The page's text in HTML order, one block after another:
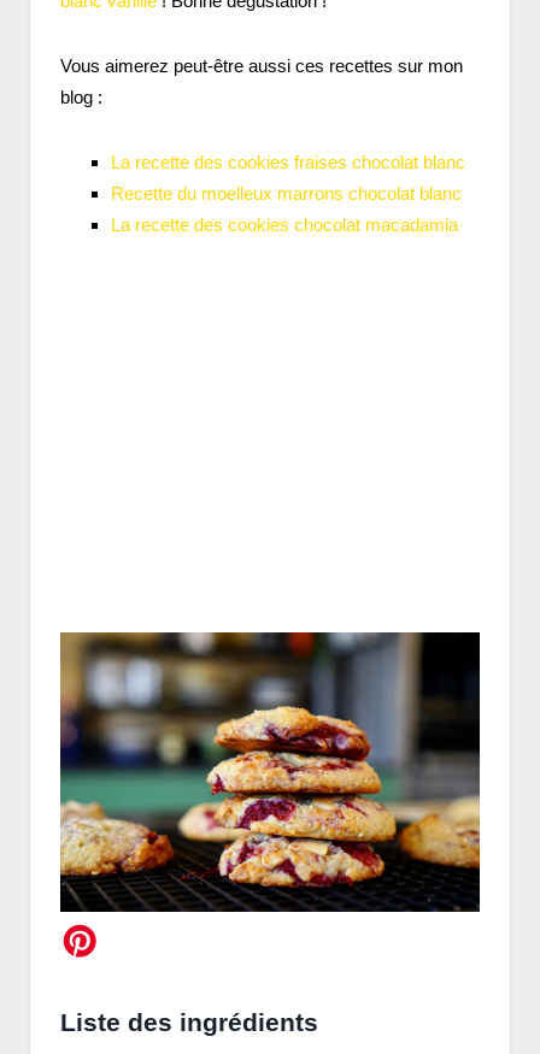
Vous aimerez peut-être aussi ces recettes sur mon
blog :
La recette des cookies fraises chocolat blanc
Recette du moelleux marrons chocolat blanc
La recette des cookies chocolat macadamia
Liste des ingrédients